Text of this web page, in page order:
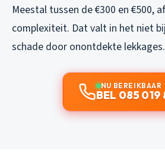
Meestal tussen de €300 en €500,
complexiteit. Dat valt in het niet
schade door onontdekte lekkages.
NU BEREIKBAAR
BEL 085 019